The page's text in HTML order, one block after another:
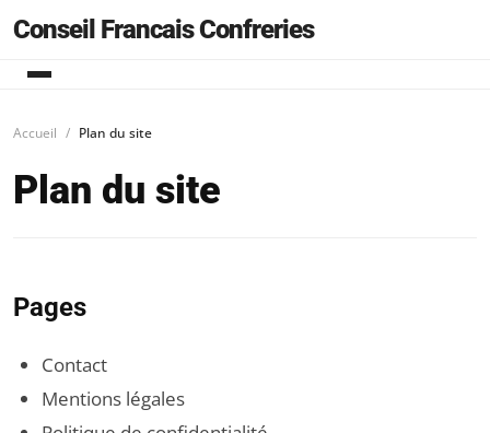
Conseil Francais Confreries
Accueil Plan du site
Plan du site
Pages
Contact
Mentions légales